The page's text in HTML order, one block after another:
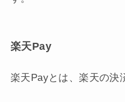
楽天Pay
楽天Payとは、楽天の決